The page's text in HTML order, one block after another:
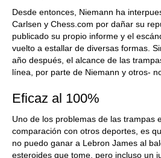
Desde entonces, Niemann ha
Carlsen y Chess.com por dañar su
publicado su propio informe y el
vuelto a estallar de diversas formas.
año después, el alcance de las
línea, por parte de Niemann y otros-
Eficaz al 100%
Uno de los problemas de las trampas
comparación con otros deportes, es
no puedo ganar a Lebron James al
esteroides que tome, pero incluso un